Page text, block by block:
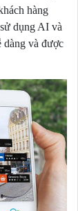
hàng
dụng AI và
dàng và được